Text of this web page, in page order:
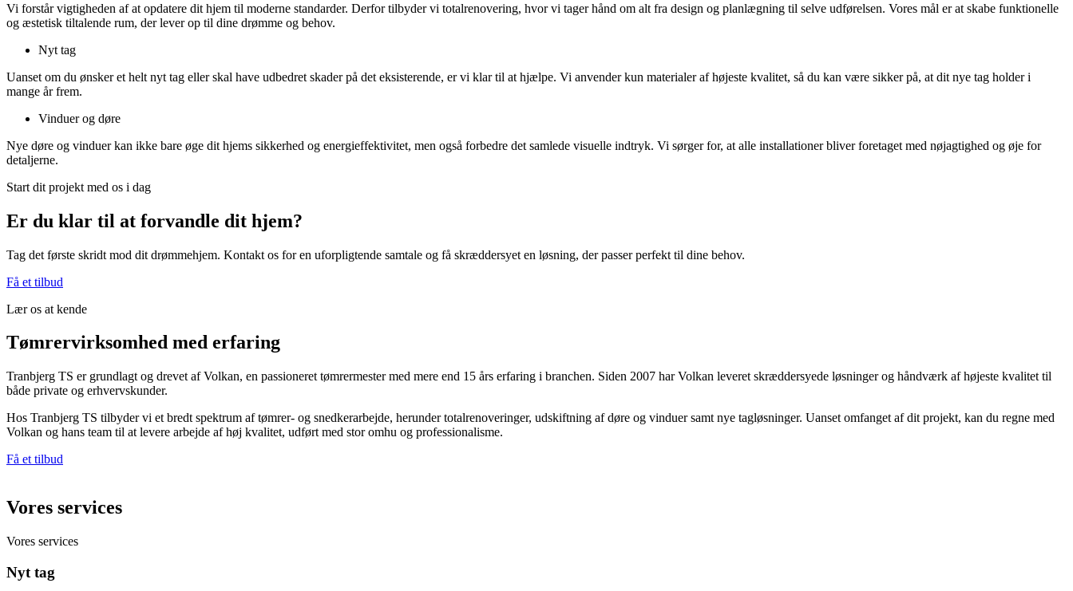
Vi forstår vigtigheden af at opdatere dit hjem til moderne standarder. Derfor tilbyder vi totalrenovering, hvor vi tager hånd om alt fra design og planlægning til selve udførelsen. Vores mål er at skabe funktionelle
og æstetisk tiltalende rum, der lever op til dine drømme og behov.
Nyt tag
Uanset om du ønsker et helt nyt tag eller skal have udbedret skader på det eksisterende, er vi klar til at hjælpe. Vi anvender kun materialer af højeste kvalitet, så du kan være sikker på, at dit nye tag holder i
mange år frem.
Vinduer og døre
Nye døre og vinduer kan ikke bare øge dit hjems sikkerhed og energieffektivitet, men også forbedre det samlede visuelle indtryk. Vi sørger for, at alle installationer bliver foretaget med nøjagtighed og øje for
detaljerne.
Start dit projekt med os i dag
Er du klar til at forvandle dit hjem?
Tag det første skridt mod dit drømmehjem. Kontakt os for en uforpligtende samtale og få skræddersyet en løsning, der passer perfekt til dine behov.
Få et tilbud
Lær os at kende
Tømrervirksomhed med erfaring
Tranbjerg TS er grundlagt og drevet af Volkan, en passioneret tømrermester med mere end 15 års erfaring i branchen. Siden 2007 har Volkan leveret skræddersyede løsninger og håndværk af højeste kvalitet til
både private og erhvervskunder.
Hos Tranbjerg TS tilbyder vi et bredt spektrum af tømrer- og snedkerarbejde, herunder totalrenoveringer, udskiftning af døre og vinduer samt nye tagløsninger. Uanset omfanget af dit projekt, kan du regne med
Volkan og hans team til at levere arbejde af høj kvalitet, udført med stor omhu og professionalisme.
Få et tilbud
Vores services
Vores services
Nyt tag